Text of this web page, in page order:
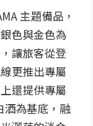
主題備品，
色與金色為
讓旅客從登
更推出專屬
還提供專屬
酒為基底，融